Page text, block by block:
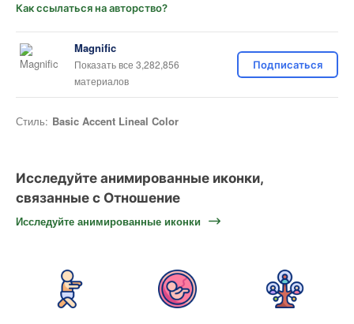
Как ссылаться на авторство?
Magnific
Показать все 3,282,856
материалов
Подписаться
Стиль: Basic Accent Lineal Color
Исследуйте анимированные иконки,
связанные с Отношение
Исследуйте анимированные иконки